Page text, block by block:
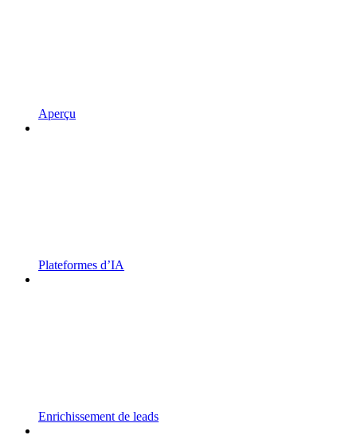
Aperçu
Plateformes d’IA
Enrichissement de leads